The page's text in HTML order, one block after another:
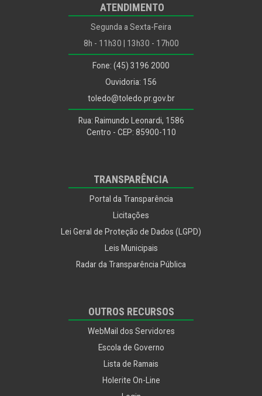
ATENDIMENTO
Segunda a Sexta-Feira
8h - 11h30 | 13h30 - 17h00
Fone: (45) 3196 2000
Ouvidoria: 156
toledo@toledo.pr.gov.br
Rua: Raimundo Leonardi, 1586
Centro - CEP: 85900-110
TRANSPARÊNCIA
Portal da Transparência
Licitações
Lei Geral de Proteção de Dados (LGPD)
Leis Municipais
Radar da Transparência Pública
OUTROS RECURSOS
WebMail dos Servidores
Escola de Governo
Lista de Ramais
Holerite On-Line